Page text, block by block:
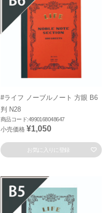
#ライフ ノーブルノート 方眼 B6
判 N28
商品コード:4990168048647
小売価格 ¥1,050
お気に入りに登録